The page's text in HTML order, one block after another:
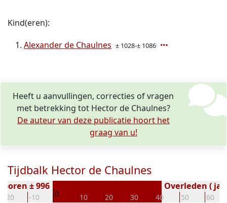
Kind(eren):
Alexander de Chaulnes ± 1028-± 1086
Heeft u aanvullingen, correcties of vragen
met betrekking tot Hector de Chaulnes?
De auteur van deze publicatie hoort het
graag van u!
Tijdbalk Hector de Chaulnes
-20 -10 0 10 20 30 40 50 60
± 996 Overleden (